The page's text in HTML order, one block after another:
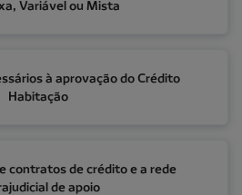
Variável ou Mista
à aprovação do Crédito
Habitação
contratos de crédito e a rede
de apoio